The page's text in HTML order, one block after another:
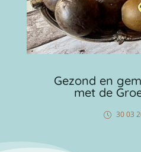
Gezond en
met de
30 03